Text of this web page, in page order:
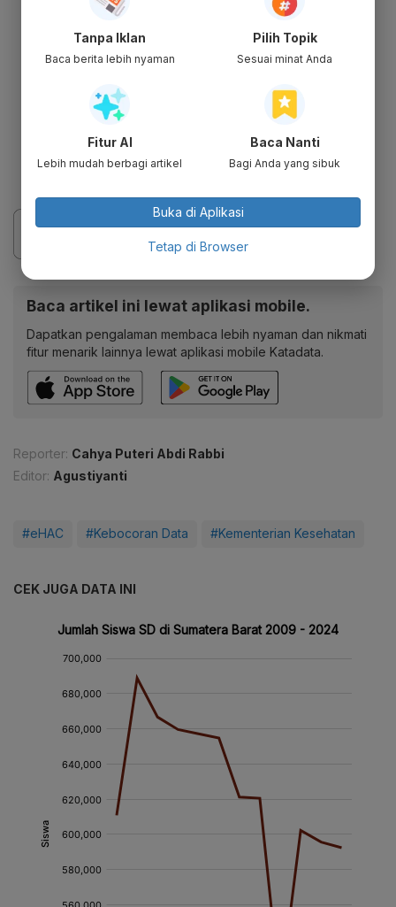
Baca artikel ini lewat aplikasi mobile.
Dapatkan pengalaman membaca lebih nyaman dan nikmati
fitur menarik lainnya lewat aplikasi mobile Katadata.
Reporter: Cahya Puteri Abdi Rabbi
Editor: Agustiyanti
#eHAC #Kebocoran Data #Kementerian Kesehatan
CEK JUGA DATA INI
Tanpa Iklan
Baca berita lebih nyaman
Pilih Topik
Sesuai minat Anda
Fitur AI
Lebih mudah berbagi artikel
Baca Nanti
Bagi Anda yang sibuk
Buka di Aplikasi
Tetap di Browser